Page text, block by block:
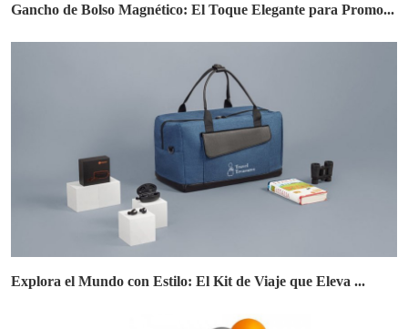
Gancho de Bolso Magnético: El Toque Elegante para Promo...
Explora el Mundo con Estilo: El Kit de Viaje que Eleva ...